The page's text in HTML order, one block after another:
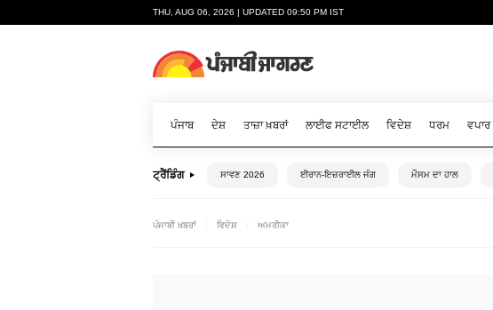
THU, AUG 06, 2026 | UPDATED 09:50 PM IST
ਪੰਜਾਬ ਦੇਸ਼ ਤਾਜ਼ਾ ਖ਼ਬਰਾਂ ਲਾਈਫ ਸਟਾਈਲ ਵਿਦੇਸ਼ ਧਰਮ ਵਪਾਰ
ਟ੍ਰੈਂਡਿੰਗ ਸਾਵਣ 2026 ਈਰਾਨ-ਇਜ਼ਰਾਈਲ ਜੰਗ ਮੌਸਮ ਦਾ ਹਾਲ
ਪੰਜਾਬੀ ਖ਼ਬਰਾਂ ਵਿਦੇਸ਼ ਅਮਰੀਕਾ